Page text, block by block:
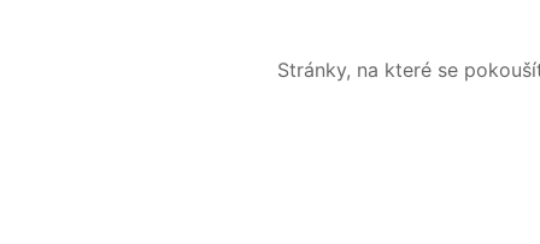
Stránky, na které se